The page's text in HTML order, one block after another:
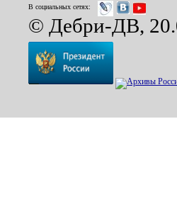
В социальных сетях:
© Дебри-ДВ,